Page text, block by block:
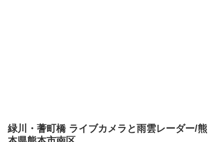
緑川・蓍町橋 ライブカメラと雨雲レーダー/熊